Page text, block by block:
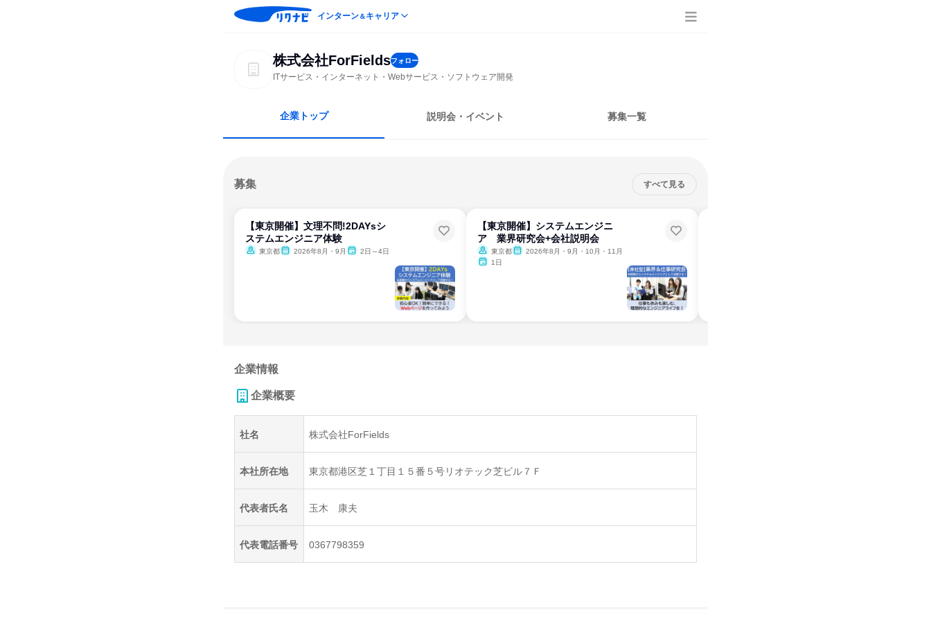
インターン＆キャリア
株式会社ForFieldsフォロー
ITサービス・インターネット・Webサービス・ソフトウェア開発
企業トップ 説明会・イベント 募集一覧
募集 すべて見る
【東京開催】文理不問!2DAYsシ
ステムエンジニア体験
東京都 2026年8月・9月 2日～4日
【東京開催】システムエンジニ
ア 業界研究会+会社説明会
東京都
2026年8月・9月・10月・11月
1日
企業情報
企業概要
社名 株式会社ForFields
本社所在地 東京都港区芝１丁目１５番５号リオテック芝ビル７Ｆ
代表者氏名 玉木 康夫
代表電話番号 0367798359